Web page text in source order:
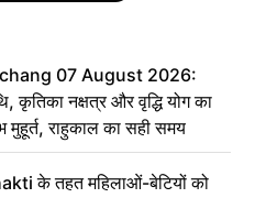
07 August 2026:
कृतिका नक्षत्र और वृद्धि योग का
मुहूर्त, राहुकाल का सही समय
के तहत महिलाओं-बेटियों को